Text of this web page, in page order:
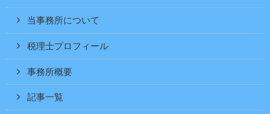
当事務所について
税理士プロフィール
事務所概要
記事一覧